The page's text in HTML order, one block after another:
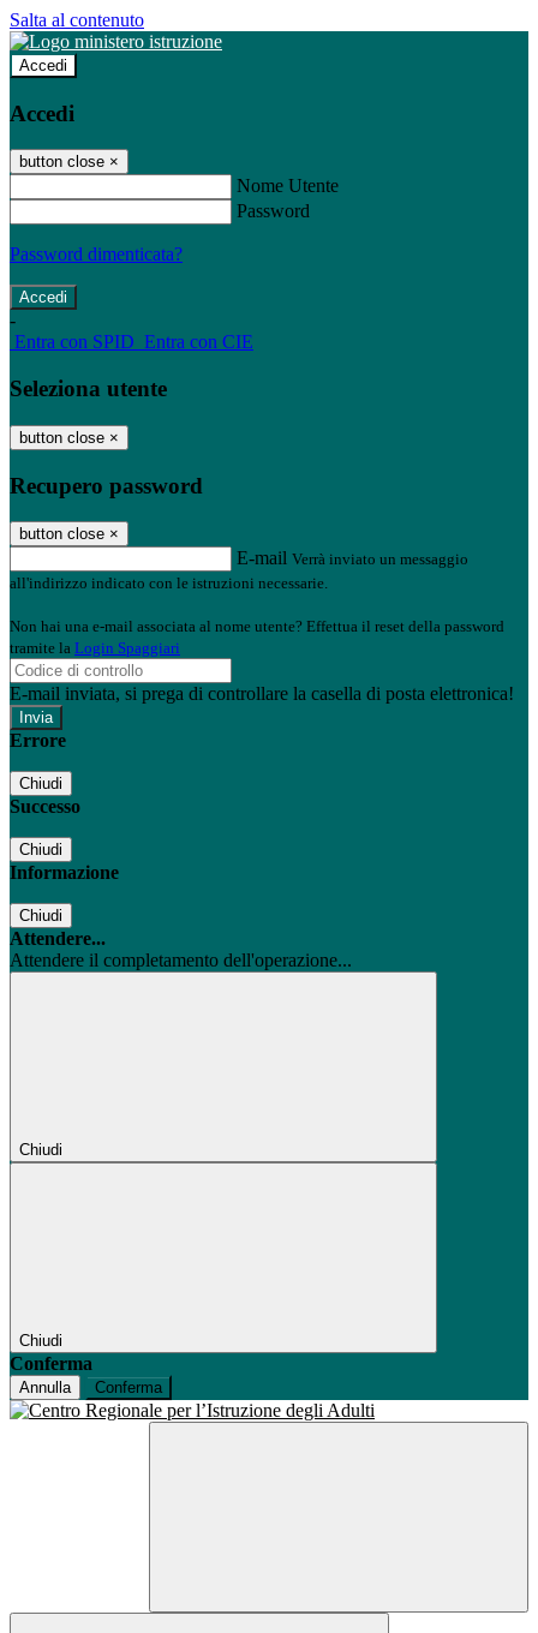
Salta al contenuto
Accedi
Accedi
button close ×
Nome Utente
Password
Password dimenticata?
-
Entra con SPID Entra con CIE
Seleziona utente
button close ×
Recupero password
button close ×
E-mail Verrà inviato un messaggio
all'indirizzo indicato con le istruzioni necessarie.
Non hai una e-mail associata al nome utente? Effettua il reset della password
tramite la Login Spaggiari
E-mail inviata, si prega di controllare la casella di posta elettronica!
Errore
Chiudi
Successo
Chiudi
Informazione
Chiudi
Attendere...
Attendere il completamento dell'operazione...
Chiudi
Chiudi
Conferma
Annulla Conferma